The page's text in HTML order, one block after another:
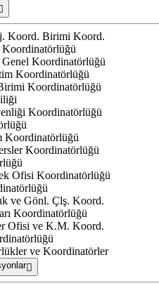
Koord. Birimi Koord.
Koordinatörlüğü
Koordinatörlüğü
Koordinatörlüğü
Koordinatörlüğü
Koordinatörlüğü
Koordinatörlüğü
Ofisi Koordinatörlüğü
ve Gönl. Çlş. Koord.
Koordinatörlüğü
Ofisi ve K.M. Koord.
ve Koordinatörler